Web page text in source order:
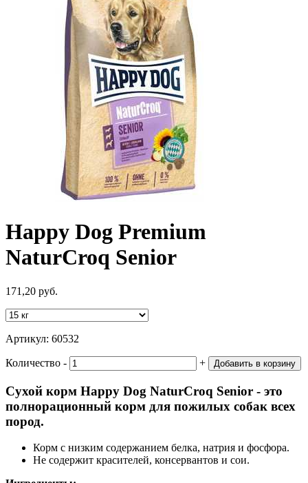
Happy Dog Premium
NaturCroq Senior
171,20 руб.
Артикул: 60532
Количество ‐ + Добавить в корзину
Сухой корм Happy Dog NaturCroq Senior - это
полнорационный корм для пожилых собак всех
пород.
Корм с низким содержанием белка, натрия и фосфора.
Не содержит красителей, консервантов и сои.